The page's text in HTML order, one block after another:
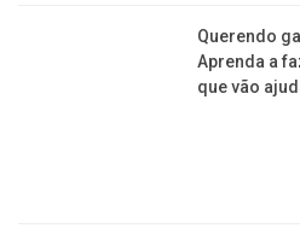
Querendo
Aprenda a
que vão